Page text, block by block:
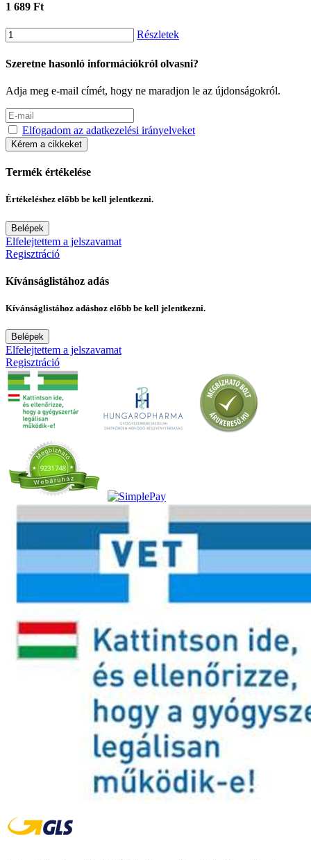
1 689 Ft
Részletek
Szeretne hasonló információkról olvasni?
Adja meg e-mail címét, hogy ne maradjon le az újdonságokról.
Elfogadom az adatkezelési irányelveket
Kérem a cikkeket
Termék értékelése
Értékeléshez előbb be kell jelentkezni.
Belépek
Elfelejtettem a jelszavamat
Regisztráció
Kívánságlistához adás
Kívánságlistához adáshoz előbb be kell jelentkezni.
Belépek
Elfelejtettem a jelszavamat
Regisztráció